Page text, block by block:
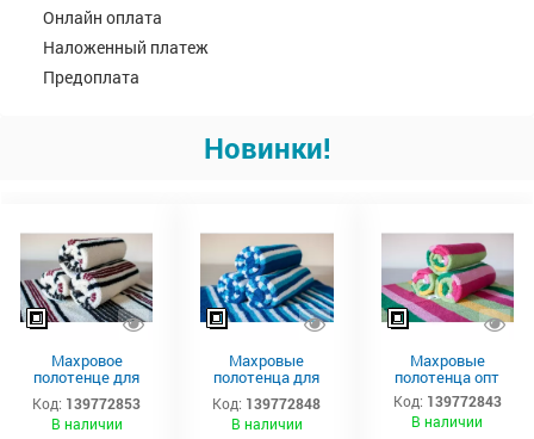
Онлайн оплата
Наложенный платеж
Предоплата
Новинки!
Махровое
полотенце для
тела 150х90 см
Код: 139772853
В наличии
Махровые
полотенца для
тела –
производитель
Аватон
Код: 139772848
В наличии
Махровые
полотенца опт
Код: 139772843
В наличии